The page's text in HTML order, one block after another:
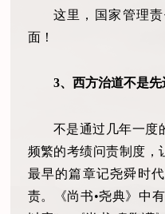
这里，国家管理
面！
3、西方治道不是
不是通过几年一度
频繁的考绩问责制度，
最早的篇章记尧舜时
责。《尚书•尧典》中